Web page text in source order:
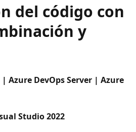
del código con
y
| Azure DevOps Server | Azure
Studio 2022